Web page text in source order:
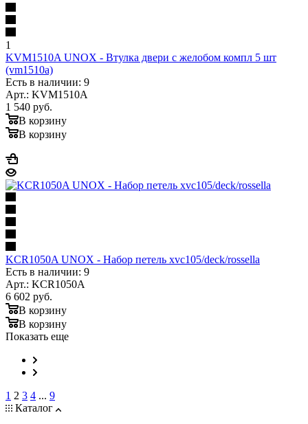
1
KVM1510A UNOX - Втулка двери с желобом компл 5 шт
(vm1510a)
Есть в наличии: 9
Арт.: KVM1510A
1 540 руб.
В корзину
В корзину
KCR1050A UNOX - Набор петель xvc105/deck/rossella
Есть в наличии: 9
Арт.: KCR1050A
6 602 руб.
В корзину
В корзину
Показать еще
1 2 3 4 ... 9
Каталог